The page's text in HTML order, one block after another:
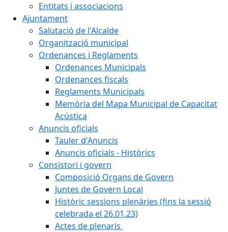
Entitats i associacions
Ajuntament
Salutació de l'Alcalde
Organització municipal
Ordenances i Reglaments
Ordenances Municipals
Ordenances fiscals
Reglaments Municipals
Memòria del Mapa Municipal de Capacitat
Acústica
Anuncis oficials
Tauler d'Anuncis
Anuncis oficials - Històrics
Consistori i govern
Composició Organs de Govern
Juntes de Govern Local
Històric sessions plenàries (fins la sessió
celebrada el 26.01.23)
Actes de plenaris